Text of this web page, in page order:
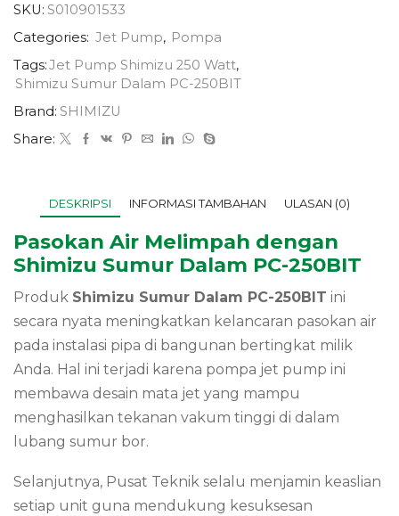
SKU: S010901533
Categories: Jet Pump, Pompa
Tags:Jet Pump Shimizu 250 Watt,
Shimizu Sumur Dalam PC-250BIT
Brand: SHIMIZU
Share:
DESKRIPSI INFORMASI TAMBAHAN ULASAN (0)
Pasokan Air Melimpah dengan
Shimizu Sumur Dalam PC-250BIT
Produk Shimizu Sumur Dalam PC-250BIT ini
secara nyata meningkatkan kelancaran pasokan air
pada instalasi pipa di bangunan bertingkat milik
Anda. Hal ini terjadi karena pompa jet pump ini
membawa desain mata jet yang mampu
menghasilkan tekanan vakum tinggi di dalam
lubang sumur bor.
Selanjutnya, Pusat Teknik selalu menjamin keaslian
setiap unit guna mendukung kesuksesan